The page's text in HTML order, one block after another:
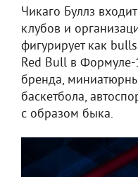
Чикаго Буллз
клубов и
фигурирует как
Red Bull в Формуле-
бренда,
баскетбола,
с образом быка.